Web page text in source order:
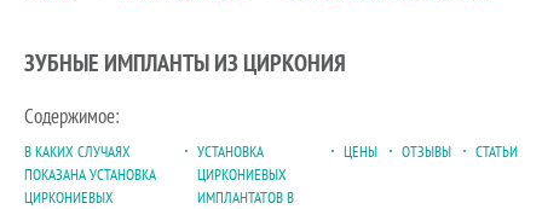
ЗУБНЫЕ ИМПЛАНТЫ ИЗ ЦИРКОНИЯ
Содержимое:
В КАКИХ СЛУЧАЯХ
ПОКАЗАНА УСТАНОВКА
ЦИРКОНИЕВЫХ
УСТАНОВКА
ЦИРКОНИЕВЫХ
ИМПЛАНТАТОВ В
ЦЕНЫ ОТЗЫВЫ СТАТЬИ